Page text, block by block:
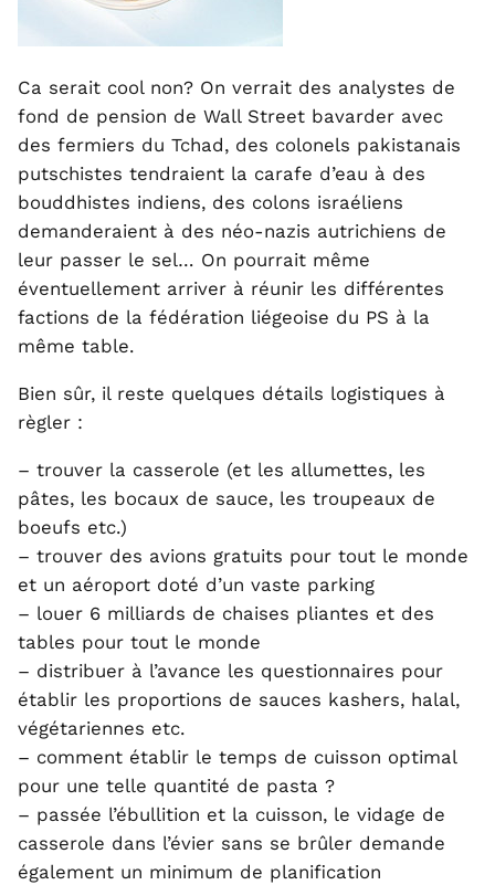
Ca serait cool non? On verrait des analystes de
fond de pension de Wall Street bavarder avec
des fermiers du Tchad, des colonels pakistanais
putschistes tendraient la carafe d’eau à des
bouddhistes indiens, des colons israéliens
demanderaient à des néo-nazis autrichiens de
leur passer le sel… On pourrait même
éventuellement arriver à réunir les différentes
factions de la fédération liégeoise du PS à la
même table.
Bien sûr, il reste quelques détails logistiques à
règler :
– trouver la casserole (et les allumettes, les
pâtes, les bocaux de sauce, les troupeaux de
boeufs etc.)
– trouver des avions gratuits pour tout le monde
et un aéroport doté d’un vaste parking
– louer 6 milliards de chaises pliantes et des
tables pour tout le monde
– distribuer à l’avance les questionnaires pour
établir les proportions de sauces kashers, halal,
végétariennes etc.
– comment établir le temps de cuisson optimal
pour une telle quantité de pasta ?
– passée l’ébullition et la cuisson, le vidage de
casserole dans l’évier sans se brûler demande
également un minimum de planification